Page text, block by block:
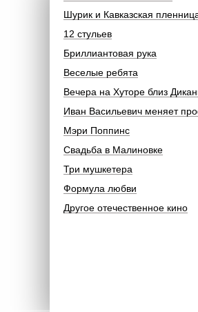
Шурик и Кавказская
12 стульев
Бриллиантовая рука
Веселые ребята
Вечера на Хуторе близ
Иван Васильевич меняет
Мэри Поппинс
Свадьба в Малиновке
Три мушкетера
Формула любви
Другое отечественное кино